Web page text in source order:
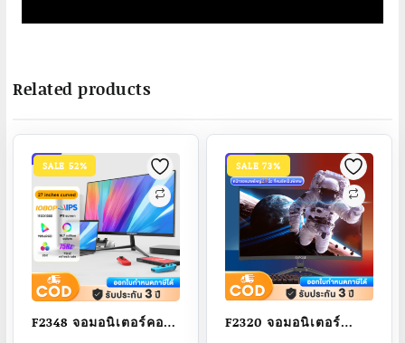
Related products
SALE 52%
F2348 จอมอนิเตอร์คอม
SALE 73%
F2320 จอมอนิเตอร์